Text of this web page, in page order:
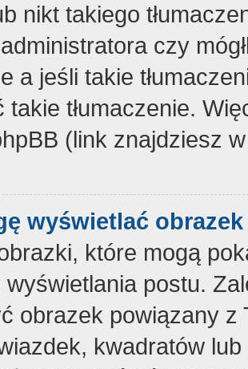
nikt takiego
czy
a jeśli takie
takie tłumaczenie.
(link znajdziesz
wyświetlać
które mogą
wyświetlania postu.
obrazek powiązany z
kwadratów